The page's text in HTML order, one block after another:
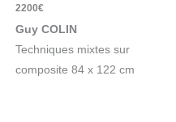
2200€
Guy COLIN
Techniques mixtes sur
composite 84 x 122 cm